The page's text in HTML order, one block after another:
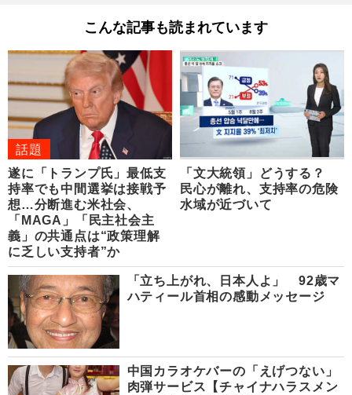
こんな記事も読まれています
話題
遂に「トランプ氏」最低支
持率でも中間選挙は接戦予
想…分断進む米社会、
「MAGA」「民主社会主
義」の共通点は“政策理解
に乏しい支持者”か
「文大統領」どうする？
民心が離れ、支持率の危険
水域が近づいて
「立ち上がれ、日本人よ」 92歳マ
ハティール首相の感動メッセージ
中国カラオケバーの「えげつない」
肉弾サービス【チャイナハラスメン